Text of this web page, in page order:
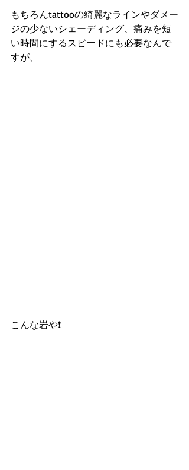
もちろんtattooの綺麗なラインやダメー
ジの少ないシェーディング、痛みを短
い時間にするスピードにも必要なんで
すが、
こんな岩や❗️